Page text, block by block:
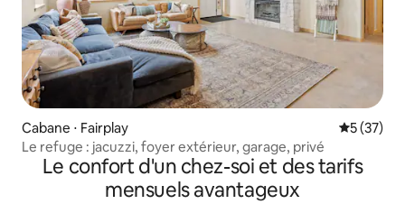
Cabane ⋅ Fairplay
5 (37)
Le refuge : jacuzzi, foyer extérieur, garage, privé
Le confort d'un chez-soi et des tarifs
mensuels avantageux